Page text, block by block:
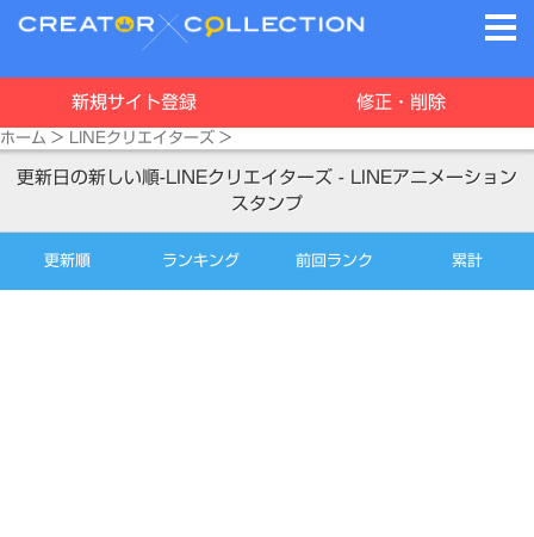
新規サイト登録 修正・削除
ホーム > LINEクリエイターズ >
更新日の新しい順-LINEクリエイターズ - LINEアニメーション
スタンプ
更新順 ランキング 前回ランク 累計